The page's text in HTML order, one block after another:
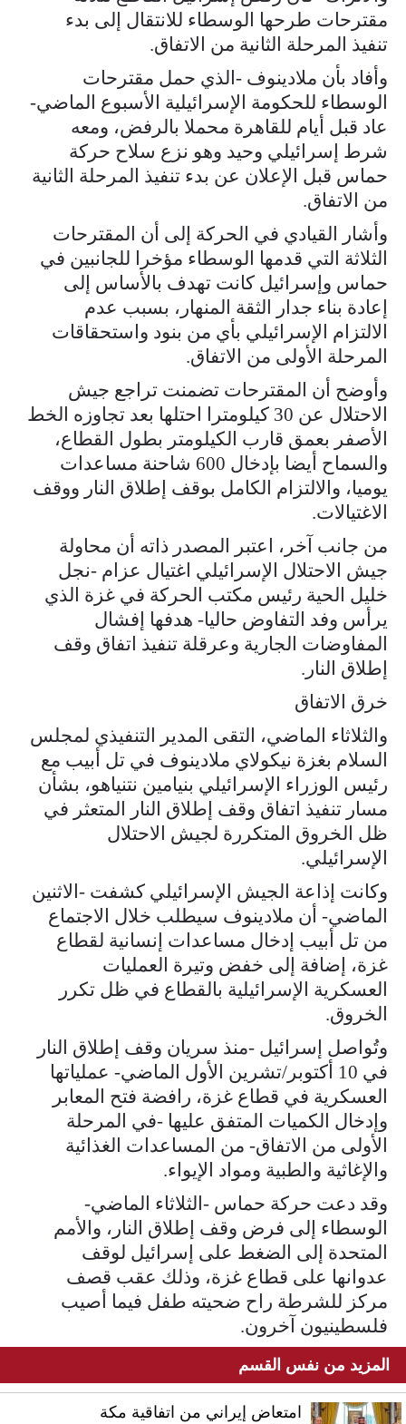
مقترحات طرحها الوسطاء للانتقال إلى بدء
تنفيذ المرحلة الثانية من الاتفاق.
وأفاد بأن ملادينوف -الذي حمل مقترحات
الوسطاء للحكومة الإسرائيلية الأسبوع الماضي-
عاد قبل أيام للقاهرة محملا بالرفض، ومعه
شرط إسرائيلي وحيد وهو نزع سلاح حركة
حماس قبل الإعلان عن بدء تنفيذ المرحلة الثانية
من الاتفاق.
وأشار القيادي في الحركة إلى أن المقترحات
الثلاثة التي قدمها الوسطاء مؤخرا للجانبين في
حماس وإسرائيل كانت تهدف بالأساس إلى
إعادة بناء جدار الثقة المنهار، بسبب عدم
الالتزام الإسرائيلي بأي من بنود واستحقاقات
المرحلة الأولى من الاتفاق.
وأوضح أن المقترحات تضمنت تراجع جيش
الاحتلال عن 30 كيلومترا احتلها بعد تجاوزه الخط
الأصفر بعمق قارب الكيلومتر بطول القطاع،
والسماح أيضا بإدخال 600 شاحنة مساعدات
يوميا، والالتزام الكامل بوقف إطلاق النار ووقف
الاغتيالات.
من جانب آخر، اعتبر المصدر ذاته أن محاولة
جيش الاحتلال الإسرائيلي اغتيال عزام -نجل
خليل الحية رئيس مكتب الحركة في غزة الذي
يرأس وفد التفاوض حاليا- هدفها إفشال
المفاوضات الجارية وعرقلة تنفيذ اتفاق وقف
إطلاق النار.
خرق الاتفاق
والثلاثاء الماضي، التقى المدير التنفيذي لمجلس
السلام بغزة نيكولاي ملادينوف في تل أبيب مع
رئيس الوزراء الإسرائيلي بنيامين نتنياهو، بشأن
مسار تنفيذ اتفاق وقف إطلاق النار المتعثر في
ظل الخروق المتكررة لجيش الاحتلال
الإسرائيلي.
وكانت إذاعة الجيش الإسرائيلي كشفت -الاثنين
الماضي- أن ملادينوف سيطلب خلال الاجتماع
من تل أبيب إدخال مساعدات إنسانية لقطاع
غزة، إضافة إلى خفض وتيرة العمليات
العسكرية الإسرائيلية بالقطاع في ظل تكرر
الخروق.
وتُواصل إسرائيل -منذ سريان وقف إطلاق النار
في 10 أكتوبر/تشرين الأول الماضي- عملياتها
العسكرية في قطاع غزة، رافضة فتح المعابر
وإدخال الكميات المتفق عليها -في المرحلة
الأولى من الاتفاق- من المساعدات الغذائية
والإغاثية والطبية ومواد الإيواء.
وقد دعت حركة حماس -الثلاثاء الماضي-
الوسطاء إلى فرض وقف إطلاق النار، والأمم
المتحدة إلى الضغط على إسرائيل لوقف
عدوانها على قطاع غزة، وذلك عقب قصف
مركز للشرطة راح ضحيته طفل فيما أصيب
فلسطينيون آخرون.
المزيد من نفس القسم
امتعاض إيراني من اتفاقية مكة